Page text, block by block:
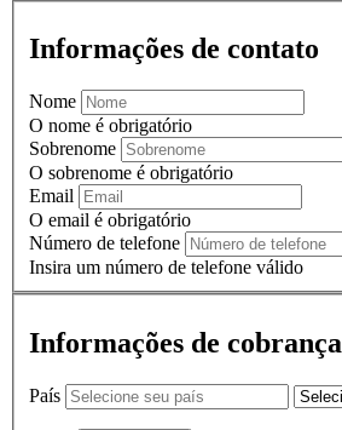
Informações de contato
Nome
O nome é obrigatório
Sobrenome
O sobrenome é obrigatório
Email
O email é obrigatório
Número de telefone
Insira um número de telefone válido
Informações de cobrança
País